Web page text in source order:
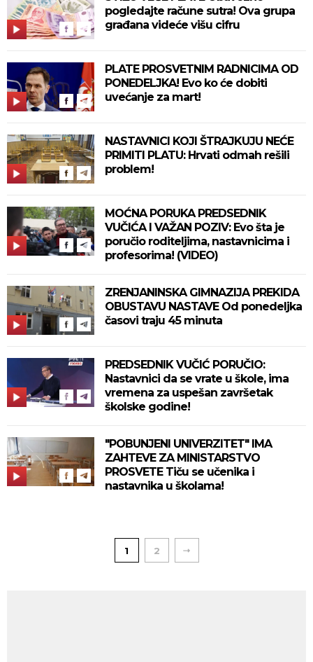
pogledajte račune sutra! Ova grupa
građana videće višu cifru
PLATE PROSVETNIM RADNICIMA OD
PONEDELJKA! Evo ko će dobiti
uvećanje za mart!
NASTAVNICI KOJI ŠTRAJKUJU NEĆE
PRIMITI PLATU: Hrvati odmah rešili
problem!
MOĆNA PORUKA PREDSEDNIK
VUČIĆA I VAŽAN POZIV: Evo šta je
poručio roditeljima, nastavnicima i
profesorima! (VIDEO)
ZRENJANINSKA GIMNAZIJA PREKIDA
OBUSTAVU NASTAVE Od ponedeljka
časovi traju 45 minuta
PREDSEDNIK VUČIĆ PORUČIO:
Nastavnici da se vrate u škole, ima
vremena za uspešan završetak
školske godine!
"POBUNJENI UNIVERZITET" IMA
ZAHTEVE ZA MINISTARSTVO
PROSVETE Tiču se učenika i
nastavnika u školama!
1 2